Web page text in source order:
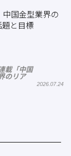
国金型業界の
と目標
載「中国
のリア
2026.07.24